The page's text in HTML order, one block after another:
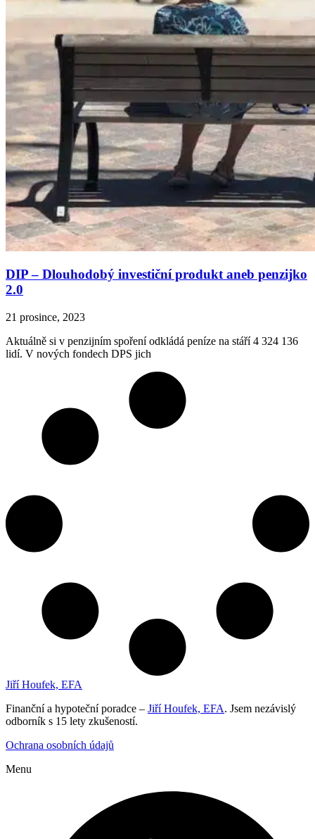
DIP – Dlouhodobý investiční produkt aneb penzijko
2.0
21 prosince, 2023
Aktuálně si v penzijním spoření odkládá peníze na stáří 4 324 136
lidí. V nových fondech DPS jich
Jiří Houfek, EFA
Finanční a hypoteční poradce – Jiří Houfek, EFA. Jsem nezávislý
odborník s 15 lety zkušeností.
Ochrana osobních údajů
Menu